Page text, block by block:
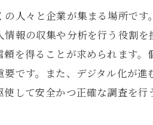
許可された調査
東京都での法律
探偵が直面する
個人情報取り扱
人々と企業が集まる場所で
報の収集や分析を行う役割
を得ることが求められます
です。また、デジタル化が
して安全かつ正確な調査を行